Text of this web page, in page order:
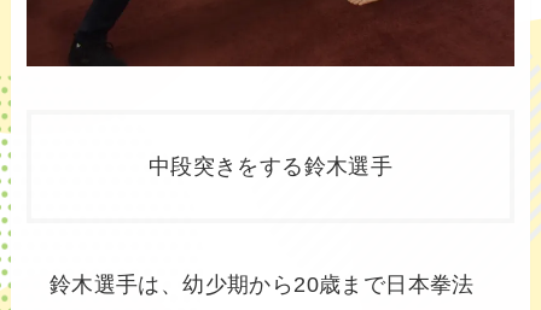
中段突きをする鈴木選手
鈴木選手は、幼少期から20歳まで日本拳法